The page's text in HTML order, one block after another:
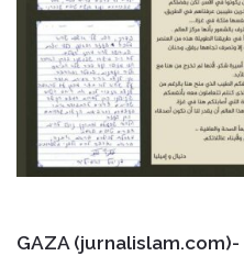
GAZA (jurnalislam.com)-